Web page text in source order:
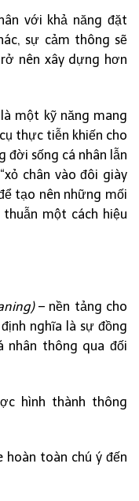
với khả năng đặt
sự cảm thông sẽ
nên xây dựng hơn
một kỹ năng mang
thực tiễn khiến cho
đời sống cá nhân lẫn
chân vào đôi giày
tạo nên những mối
thuẫn một cách hiệu
– nền tảng cho
nghĩa là sự đồng
nhân thông qua đối
hình thành thông
hoàn toàn chú ý đến